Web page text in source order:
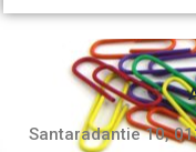
Santaradantie 10,